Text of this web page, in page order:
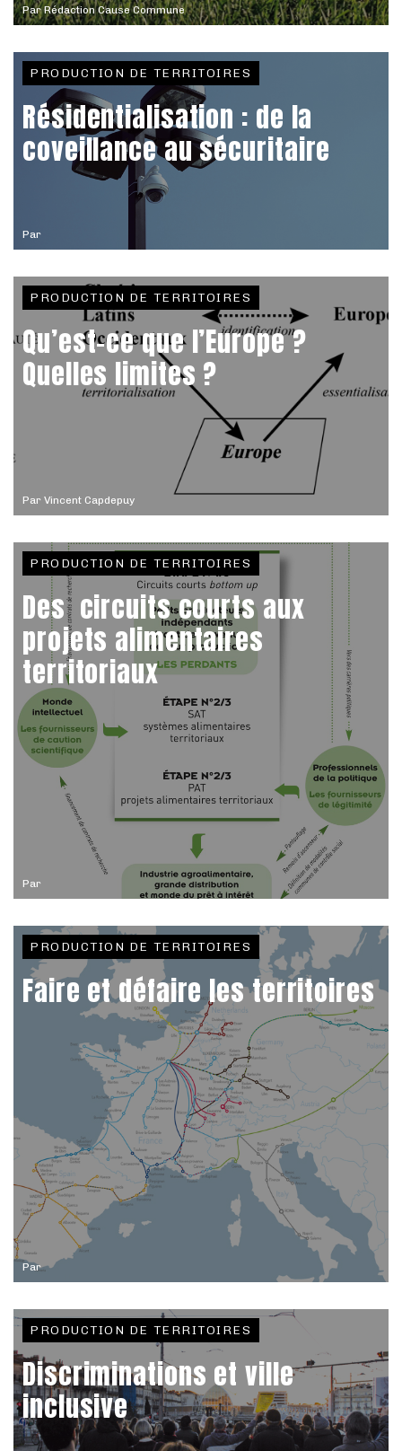
ParRédaction Cause Commune
Par
PRODUCTION DE TERRITOIRES
Résidentialisation : de la
coveillance au sécuritaire
Par Vincent Capdepuy
PRODUCTION DE TERRITOIRES
Qu’est-ce que l’Europe ?
Quelles limites ?
Par
PRODUCTION DE TERRITOIRES
Des circuits courts aux
projets alimentaires
territoriaux
Par
PRODUCTION DE TERRITOIRES
Faire et défaire les territoires
PRODUCTION DE TERRITOIRES
Discriminations et ville
inclusive